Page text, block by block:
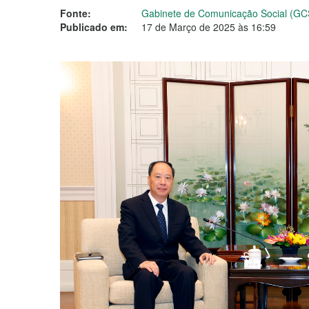
Fonte:
Gabinete de Comunicação Social
Publicado em:
17 de Março de 2025 às 16:59